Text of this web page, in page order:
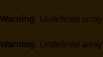
Warning: Undefined
Warning: Undefined